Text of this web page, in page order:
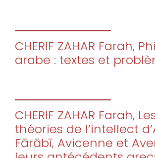
CHERIF ZAHAR Farah,
arabe : textes et
CHERIF ZAHAR Farah,
théories de l’intellect
Fārābī, Avicenne et